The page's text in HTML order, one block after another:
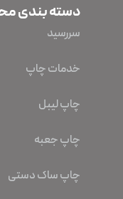
دسته بندی
سررسید
خدمات چاپ
چاپ لیبل
چاپ جعبه
چاپ ساک دستی